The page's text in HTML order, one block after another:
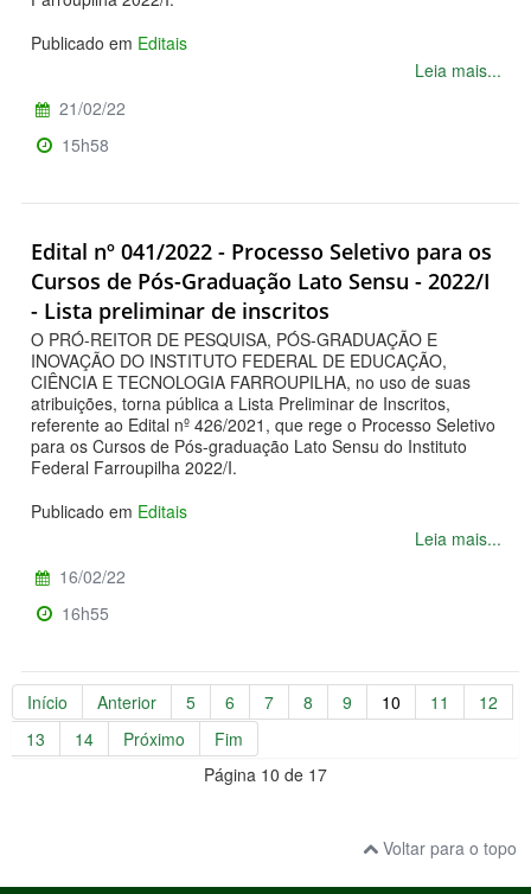
Publicado em Editais
Leia mais...
21/02/22
15h58
Edital nº 041/2022 - Processo Seletivo para os
Cursos de Pós-Graduação Lato Sensu - 2022/I
- Lista preliminar de inscritos
O PRÓ-REITOR DE PESQUISA, PÓS-GRADUAÇÃO E
INOVAÇÃO DO INSTITUTO FEDERAL DE EDUCAÇÃO,
CIÊNCIA E TECNOLOGIA FARROUPILHA, no uso de suas
atribuições, torna pública a Lista Preliminar de Inscritos,
referente ao Edital nº 426/2021, que rege o Processo Seletivo
para os Cursos de Pós-graduação Lato Sensu do Instituto
Federal Farroupilha 2022/I.
Publicado em Editais
Leia mais...
16/02/22
16h55
Início Anterior 5 6 7 8 9 10 11
12
13
14 Próximo
Fim
Página 10 de 17
Voltar para o topo